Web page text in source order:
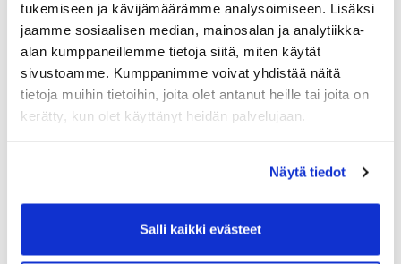
tukemiseen ja kävijämäärämme analysoimiseen. Lisäksi
jaamme sosiaalisen median, mainosalan ja analytiikka-
alan kumppaneillemme tietoja siitä, miten käytät
sivustoamme. Kumppanimme voivat yhdistää näitä
tietoja muihin tietoihin, joita olet antanut heille tai joita on
kerätty, kun olet käyttänyt heidän palvelujaan.
Näytä tiedot
Salli kaikki evästeet